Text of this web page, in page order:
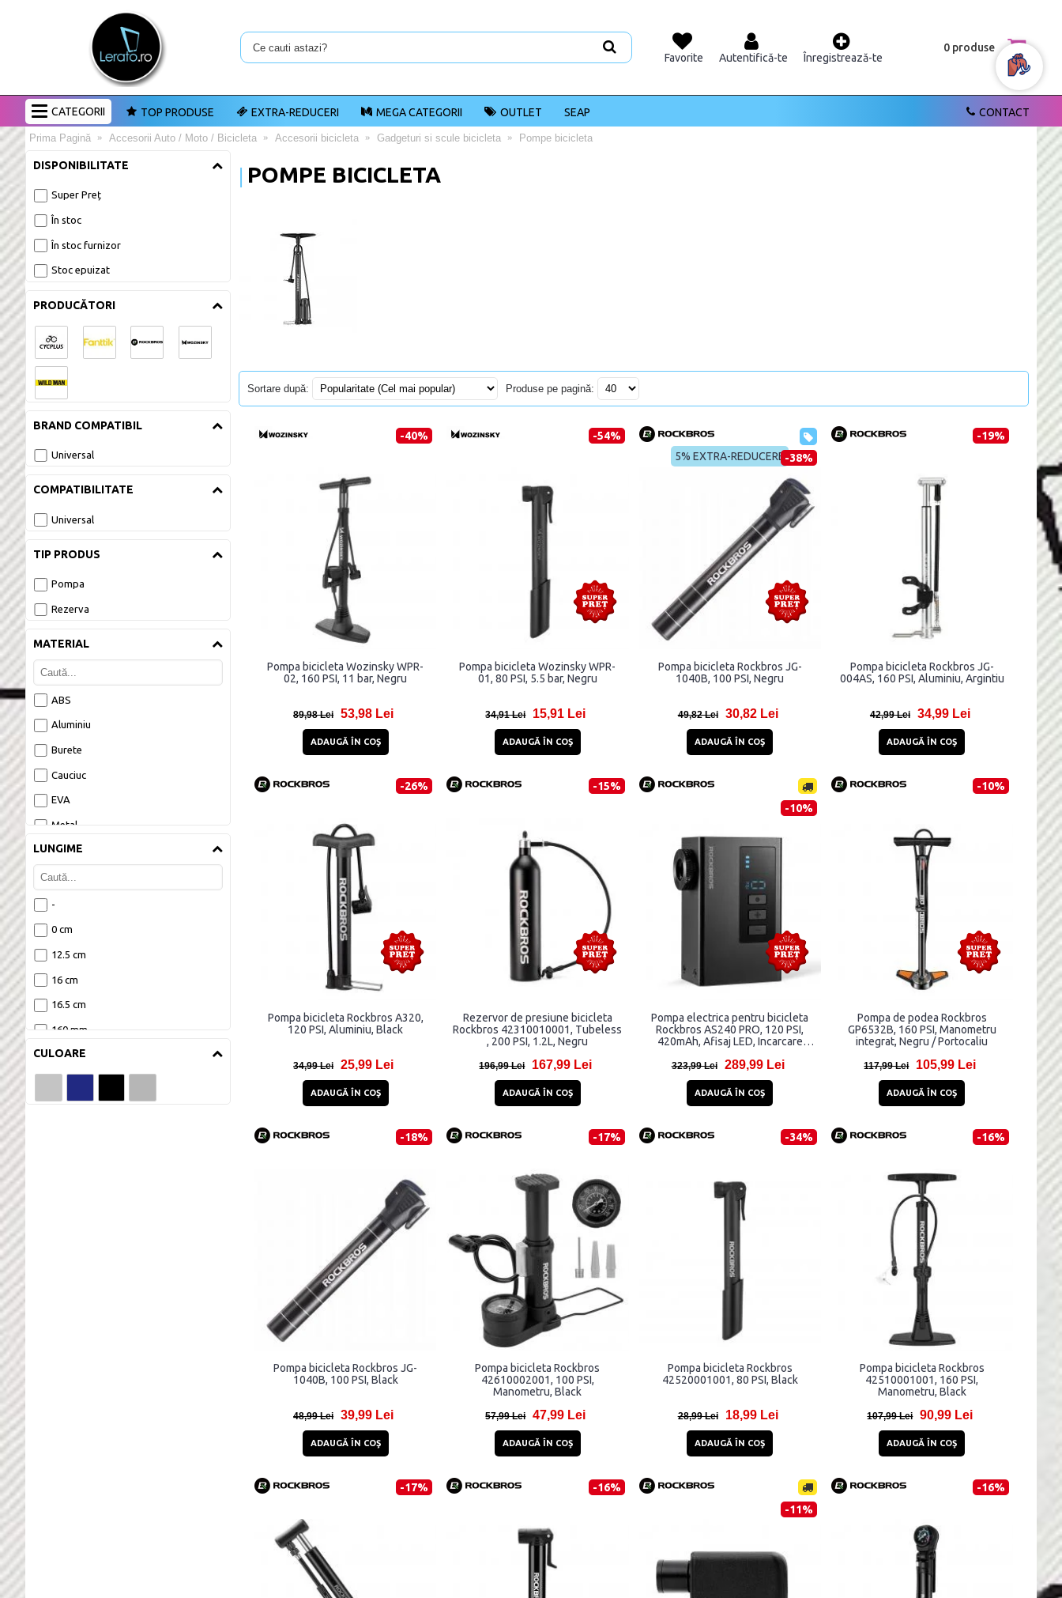
Favorite Autentifică-te Înregistrează-te
0 produse
CATEGORII CONTACT
TOP PRODUSE EXTRA-REDUCERI MEGA CATEGORII OUTLET SEAP
Prima Pagină Accesorii Auto / Moto / Bicicleta Accesorii bicicleta Gadgeturi si scule bicicleta Pompe bicicleta
DISPONIBILITATE
Super Preț
În stoc
În stoc furnizor
Stoc epuizat
PRODUCĂTORI
BRAND COMPATIBIL
Universal
COMPATIBILITATE
Universal
TIP PRODUS
Pompa
Rezerva
MATERIAL
ABS
Aluminiu
Burete
Cauciuc
EVA
Metal
Nailon
Otel
Policarbonat
Silicon
TPU
LUNGIME
-
0 cm
12.5 cm
16 cm
16.5 cm
160 mm
162 mm
170 mm
CULOARE
POMPE BICICLETA
Sortare după: Produse pe pagină:
-40%
Pompa bicicleta Wozinsky WPR-
02, 160 PSI, 11 bar, Negru
89,98 Lei 53,98 Lei
ADAUGĂ ÎN COŞ
-54%
Pompa bicicleta Wozinsky WPR-
01, 80 PSI, 5.5 bar, Negru
34,91 Lei 15,91 Lei
ADAUGĂ ÎN COŞ
5% EXTRA-REDUCERE -38%
Pompa bicicleta Rockbros JG-
1040B, 100 PSI, Negru
49,82 Lei 30,82 Lei
ADAUGĂ ÎN COŞ
-19%
Pompa bicicleta Rockbros JG-
004AS, 160 PSI, Aluminiu, Argintiu
42,99 Lei 34,99 Lei
ADAUGĂ ÎN COŞ
-26%
Pompa bicicleta Rockbros A320,
120 PSI, Aluminiu, Black
34,99 Lei 25,99 Lei
ADAUGĂ ÎN COŞ
-15%
Rezervor de presiune bicicleta
Rockbros 42310010001, Tubeless
, 200 PSI, 1.2L, Negru
196,99 Lei 167,99 Lei
ADAUGĂ ÎN COŞ
-10%
Pompa electrica pentru bicicleta
Rockbros AS240 PRO, 120 PSI,
420mAh, Afisaj LED, Incarcare
323,99 Lei 289,99 Lei
ADAUGĂ ÎN COŞ
-10%
Pompa de podea Rockbros
GP6532B, 160 PSI, Manometru
integrat, Negru / Portocaliu
117,99 Lei 105,99 Lei
ADAUGĂ ÎN COŞ
-18%
Pompa bicicleta Rockbros JG-
1040B, 100 PSI, Black
48,99 Lei 39,99 Lei
ADAUGĂ ÎN COŞ
-17%
Pompa bicicleta Rockbros
42610002001, 100 PSI,
Manometru, Black
57,99 Lei 47,99 Lei
ADAUGĂ ÎN COŞ
-34%
Pompa bicicleta Rockbros
42520001001, 80 PSI, Black
28,99 Lei 18,99 Lei
ADAUGĂ ÎN COŞ
-16%
Pompa bicicleta Rockbros
42510001001, 160 PSI,
Manometru, Black
107,99 Lei 90,99 Lei
ADAUGĂ ÎN COŞ
-17% -16%
-11%
-16%